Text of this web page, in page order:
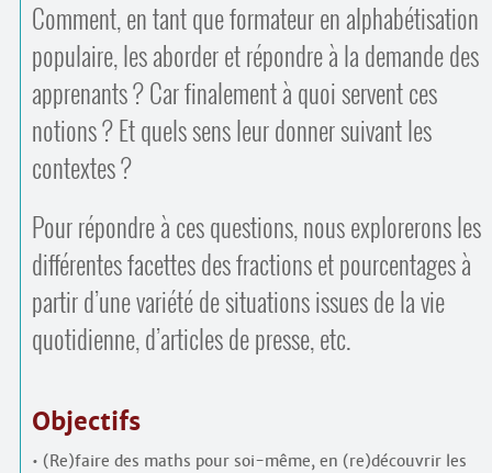
Comment, en tant que formateur en alphabétisation
populaire, les aborder et répondre à la demande des
apprenants ? Car finalement à quoi servent ces
notions ? Et quels sens leur donner suivant les
contextes ?
Pour répondre à ces questions, nous explorerons les
différentes facettes des fractions et pourcentages à
partir d’une variété de situations issues de la vie
quotidienne, d’articles de presse, etc.
Objectifs
• (Re)faire des maths pour soi-même, en (re)découvrir les